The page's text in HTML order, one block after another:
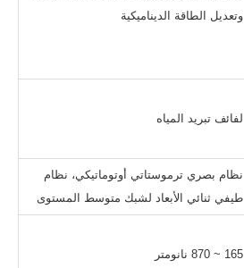
وتعديل الطاقة الديناميكية
لفائف تبريد المياه
نظام بصري ترموستاتي أوتوماتيكي، نظام
طيفي ثنائي الأبعاد لشبك متوسط ​​المستوى
165 ~ 870 نانومتر